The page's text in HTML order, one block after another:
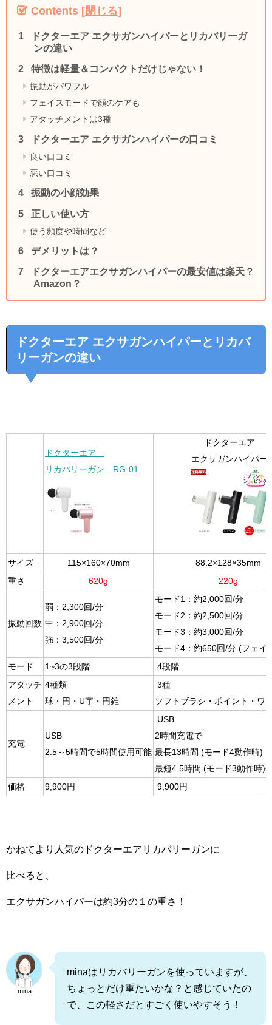
Contents [閉じる]
ドクターエア エクサガンハイパーとリカバリーガ
ンの違い
特徴は軽量＆コンパクトだけじゃない！
振動がパワフル
フェイスモードで顔のケアも
アタッチメントは3種
ドクターエア エクサガンハイパーの口コミ
良い口コミ
悪い口コミ
振動の小顔効果
正しい使い方
使う頻度や時間など
デメリットは？
ドクターエアエクサガンハイパーの最安値は楽天？
Amazon？
ドクターエア エクサガンハイパーとリカバ
リーガンの違い
ドクターエア
リカバリーガン RG-01
ドクターエア
エクサガンハイパー
サイズ 115×160×70mm
88.2×128×35mm
重さ
620g 220g
振動回数
弱：2,300回/分
中：2,900回/分
強：3,500回/分
モード1：約2,000回/分
モード2：約2,500回/分
モード3：約3,000回/分
モード4：約650回/分 (フェイ
モード
1~3の3段階
4段階
アタッチ
メント
4種類
球・円・U字・円錐
3種
ソフトブラシ・ポイント・ワ
充電
USB
2.5～5時間で5時間使用可能
USB
2時間充電で
最長13時間 (モード4動作時)
最短4.5時間 (モード3動作時)
価格
9,900円 9,900円
かねてより人気のドクターエアリカバリーガンに
比べると、
エクサガンハイパーは約3分の１の重さ！
mina
minaはリカバリーガンを使っていますが、
ちょっとだけ重たいかな？と感じていたの
で、この軽さだとすごく使いやすそう！